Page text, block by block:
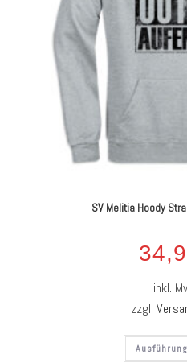
SV Melitia Hoody
inkl.
zzgl.